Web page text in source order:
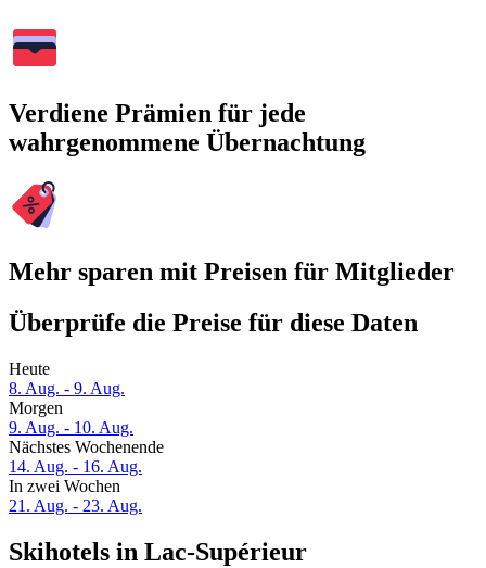
Verdiene Prämien für jede
wahrgenommene Übernachtung
Mehr sparen mit Preisen für Mitglieder
Überprüfe die Preise für diese Daten
Heute
8. Aug. - 9. Aug.
Morgen
9. Aug. - 10. Aug.
Nächstes Wochenende
14. Aug. - 16. Aug.
In zwei Wochen
21. Aug. - 23. Aug.
Skihotels in Lac-Supérieur